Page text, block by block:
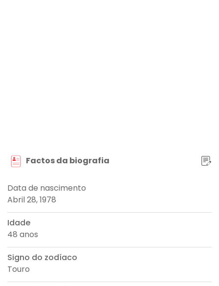
Factos da biografia
Data de nascimento
Abril 28, 1978
Idade
48 anos
Signo do zodíaco
Touro